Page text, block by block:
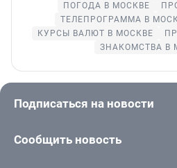
ПОГОДА В МОСКВЕ
ТЕЛЕПРОГРАММА В
КУРСЫ ВАЛЮТ В МОСКВЕ
ЗНАКОМСТВА В
Подписаться на новости
Сообщить новость